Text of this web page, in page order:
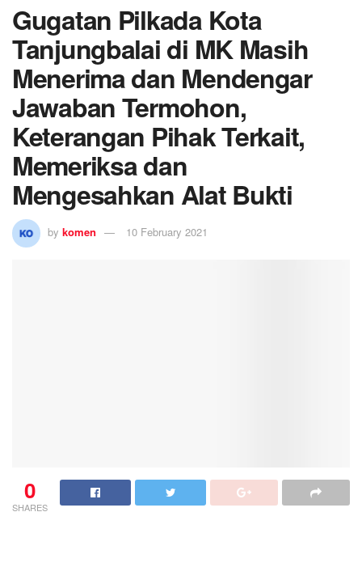
Gugatan Pilkada Kota
Tanjungbalai di MK Masih
Menerima dan Mendengar
Jawaban Termohon,
Keterangan Pihak Terkait,
Memeriksa dan
Mengesahkan Alat Bukti
by komen 10 February 2021
0
SHARES